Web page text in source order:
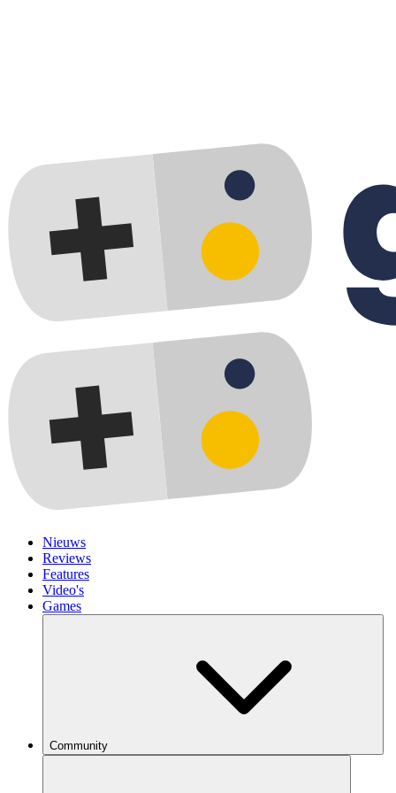
Nieuws
Reviews
Features
Video's
Games
Community